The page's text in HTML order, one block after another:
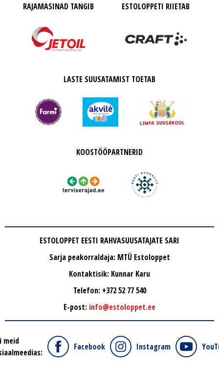
RAJAMASINAD TANGIB ESTOLOPPETI RIIETAB
LASTE SUUSATAMIST TOETAB
KOOSTÖÖPARTNERID
ESTOLOPPET EESTI RAHVASUUSATAJATE SARI
Sarja peakorraldaja: MTÜ Estoloppet
Kontaktisik: Kunnar Karu
Telefon: +372 52 77 540
E-post: info@estoloppet.ee
meid
Facebook Instagram